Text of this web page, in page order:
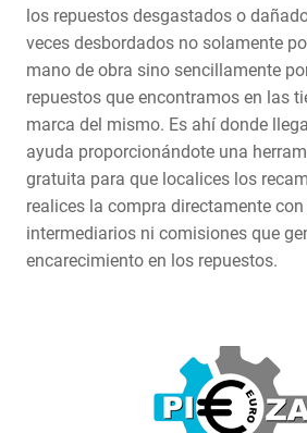
los repuestos desgastados o
veces desbordados no solamente
mano de obra sino sencillamente
repuestos que encontramos en las
marca del mismo. Es ahí donde
ayuda proporcionándote una
gratuita para que localices los
realices la compra directamente
intermediarios ni comisiones que
encarecimiento en los repuestos.